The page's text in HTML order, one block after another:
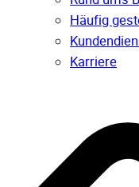
Häufig
Karriere